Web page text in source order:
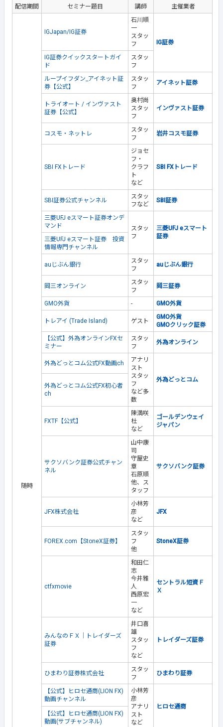
配信期間 セミナー題目 講師 主催業者
随時
IGJapan/IG証券
石川順
一
スタッ
フ
IG証券
IG証券クイックスタートガイ
ド
スタッ
フ
ループイフダン_アイネット証
券【公式】
スタッ
フ
アイネット証券
トライオート / インヴァスト
証券【公式】
奥村尚
スタッ
フ
インヴァスト証券
コスモ・ネットレ
スタッ
フ
岩井コスモ証券
SBI FXトレード
ジョセ
フ・
クラフ
ト
など
SBI FXトレード
SBI証券公式チャンネル
スタッ
フなど
SBI証券
三菱UFJ eスマート証券オンデ
マンド
スタッ
フ
三菱UFJ eスマート
証券
三菱UFJ eスマート証券 投資
情報専門チャンネル
auじぶん銀行
スタッ
フ
auじぶん銀行
岡三オンライン
スタッ
フ
岡三証券
GMO外貨 - GMO外貨
トレアイ (Trade Island) ゲスト
GMO外貨
GMOクリック証券
【公式】外為オンラインFXセ
ミナー
スタッ
フ
外為オンライン
外為どっとコム公式FX動画ch
アナリ
スト
スタッ
フ
など多
数
外為どっとコム
外為どっとコム公式FX初心者
ch
FXTF【公式】
陳満咲
杜
など
ゴールデンウェイ
ジャパン
サクソバンク証券公式チャン
ネル
山中康
司
守屋史
章
石原順
他、ス
タッフ
サクソバンク証券
JFX株式会社
小林芳
彦
など
JFX
FOREX.com【StoneX証券】
スタッ
フ
他
StoneX証券
ctfxmovie
和田仁
志
今井雅
人
西原宏
一
など
セントラル短資Ｆ
Ｘ
みんなのＦＸ｜トレイダーズ
証券
井口喜
雄
スタッ
フ
など
トレイダーズ証券
ひまわり証券株式会社
スタッ
フ
ひまわり証券
【公式】ヒロセ通商(LION FX)
動画チャンネル
小林芳
彦
アナリ
スト
など
ヒロセ通商
【公式】ヒロセ通商(LION FX)
動画(サブチャンネル)